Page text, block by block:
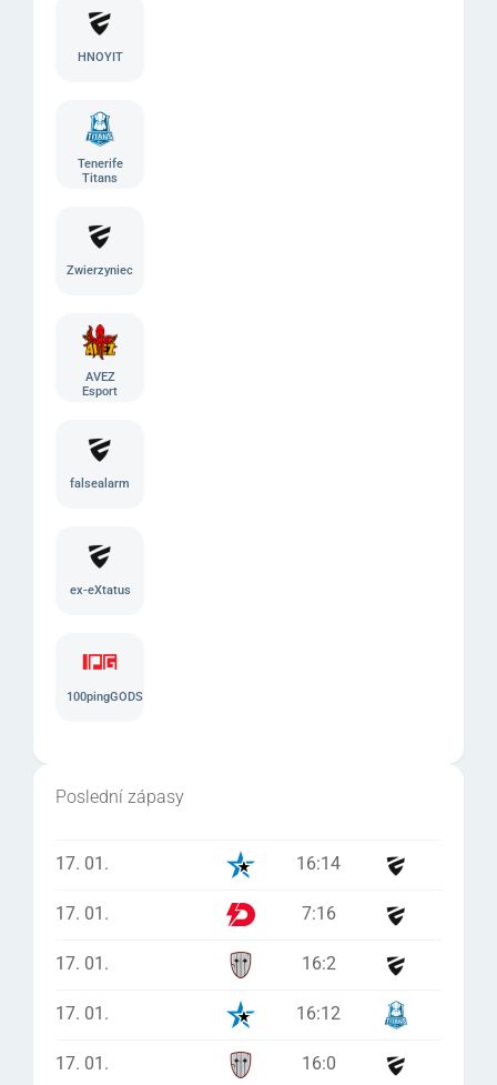
HNOYIT
Tenerife
Titans
Zwierzyniec
AVEZ
Esport
falsealarm
ex-eXtatus
100pingGODS
Poslední zápasy
17. 01. 16:14
17. 01. 7:16
17. 01. 16:2
17. 01. 16:12
17. 01. 16:0